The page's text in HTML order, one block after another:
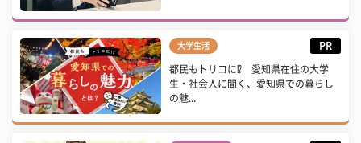
大学生活 PR
都民もトリコに⁉ 愛知県在住の大学
生・社会人に聞く、愛知県での暮らし
の魅...